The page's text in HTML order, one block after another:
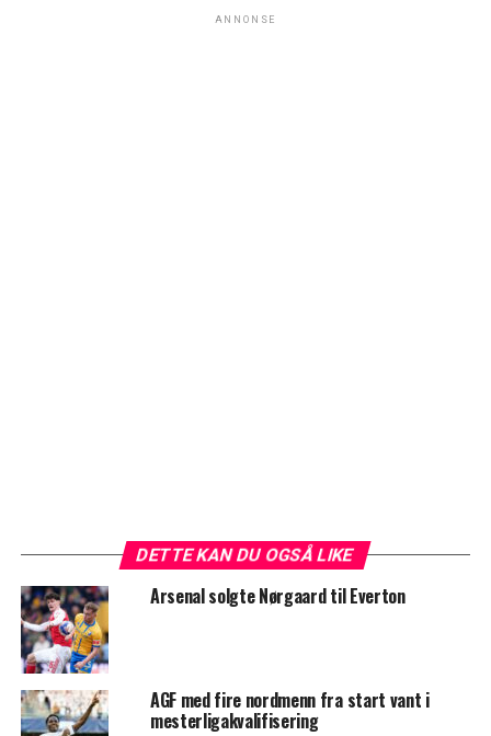
ANNONSE
DETTE KAN DU OGSÅ LIKE
Arsenal solgte Nørgaard til Everton
AGF med fire nordmenn fra start vant i
mesterligakvalifisering